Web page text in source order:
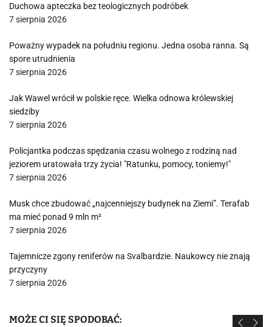
Duchowa apteczka bez teologicznych podróbek
7 sierpnia 2026
Poważny wypadek na południu regionu. Jedna osoba ranna. Są
spore utrudnienia
7 sierpnia 2026
Jak Wawel wrócił w polskie ręce. Wielka odnowa królewskiej
siedziby
7 sierpnia 2026
Policjantka podczas spędzania czasu wolnego z rodziną nad
jeziorem uratowała trzy życia! "Ratunku, pomocy, toniemy!"
7 sierpnia 2026
Musk chce zbudować „najcenniejszy budynek na Ziemi”. Terafab
ma mieć ponad 9 mln m²
7 sierpnia 2026
Tajemnicze zgony reniferów na Svalbardzie. Naukowcy nie znają
przyczyny
7 sierpnia 2026
MOŻE CI SIĘ SPODOBAĆ: